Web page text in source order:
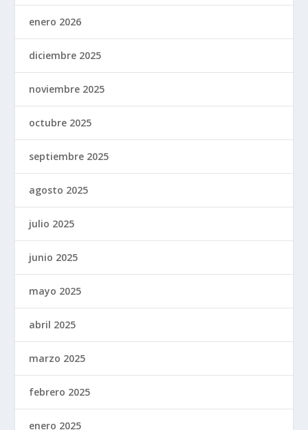
enero 2026
diciembre 2025
noviembre 2025
octubre 2025
septiembre 2025
agosto 2025
julio 2025
junio 2025
mayo 2025
abril 2025
marzo 2025
febrero 2025
enero 2025